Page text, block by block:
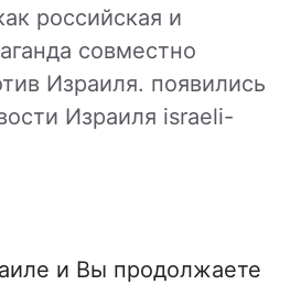
российская и
совместно
Израиля. появились
Израиля israeli-
и Вы продолжаете